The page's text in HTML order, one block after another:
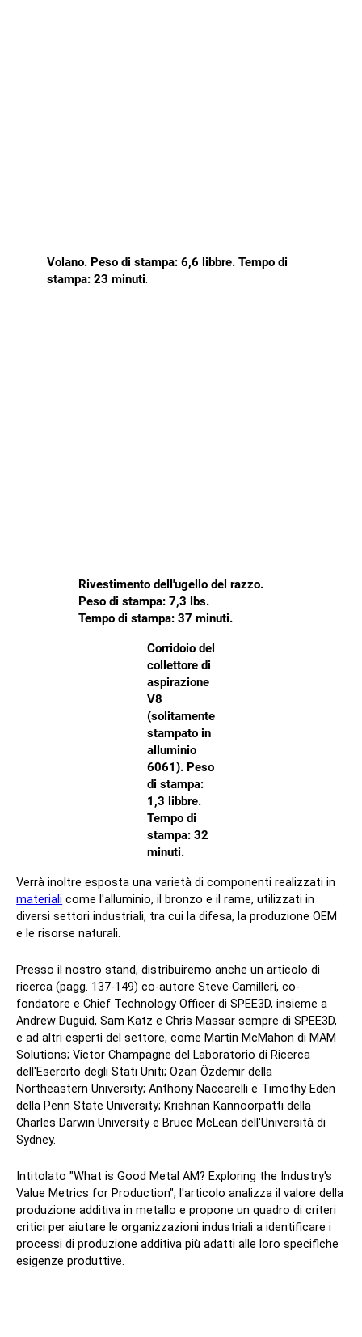
Volano. Peso di stampa: 6,6 libbre. Tempo di
stampa: 23 minuti.
Rivestimento dell'ugello del razzo.
Peso di stampa: 7,3 lbs.
Tempo di stampa: 37 minuti.
Corridoio del
collettore di
aspirazione
V8
(solitamente
stampato in
alluminio
6061). Peso
di stampa:
1,3 libbre.
Tempo di
stampa: 32
minuti.
Verrà inoltre esposta una varietà di componenti realizzati in
materiali come l'alluminio, il bronzo e il rame, utilizzati in
diversi settori industriali, tra cui la difesa, la produzione OEM
e le risorse naturali.
Presso il nostro stand, distribuiremo anche un articolo di
ricerca (pagg. 137-149) co-autore Steve Camilleri, co-
fondatore e Chief Technology Officer di SPEE3D, insieme a
Andrew Duguid, Sam Katz e Chris Massar sempre di SPEE3D,
e ad altri esperti del settore, come Martin McMahon di MAM
Solutions; Victor Champagne del Laboratorio di Ricerca
dell'Esercito degli Stati Uniti; Ozan Özdemir della
Northeastern University; Anthony Naccarelli e Timothy Eden
della Penn State University; Krishnan Kannoorpatti della
Charles Darwin University e Bruce McLean dell'Università di
Sydney.
Intitolato "What is Good Metal AM? Exploring the Industry's
Value Metrics for Production", l'articolo analizza il valore della
produzione additiva in metallo e propone un quadro di criteri
critici per aiutare le organizzazioni industriali a identificare i
processi di produzione additiva più adatti alle loro specifiche
esigenze produttive.